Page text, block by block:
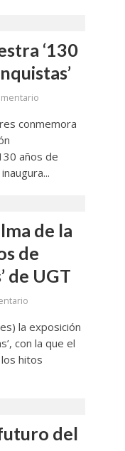
‘130
conmemora
años de
de la
de
de UGT
la exposición
con la que el
hitos
del